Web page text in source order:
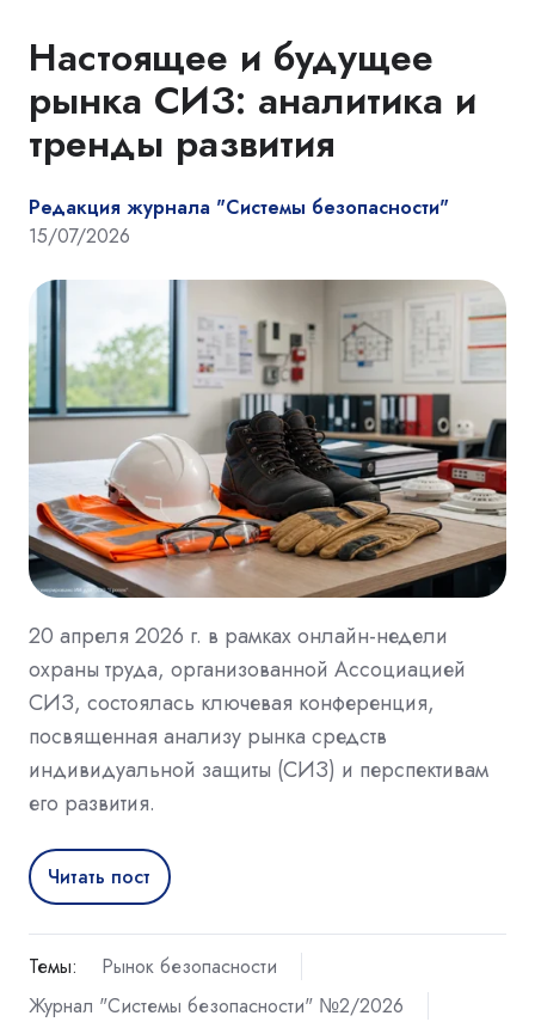
Настоящее и будущее
рынка СИЗ: аналитика и
тренды развития
Редакция журнала "Системы безопасности"
15/07/2026
20 апреля 2026 г. в рамках онлайн-недели
охраны труда, организованной Ассоциацией
СИЗ, состоялась ключевая конференция,
посвященная анализу рынка средств
индивидуальной защиты (СИЗ) и перспективам
его развития.
Читать пост
Темы:
Рынок безопасности
Журнал "Системы безопасности" №2/2026